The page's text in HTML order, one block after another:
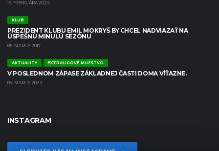
19. FEBRUÁRA 2024
KLUB
PREZIDENT KLUBU EMIL MOKRYŠ BY CHCEL NADVIAZAŤ NA
ÚSPEŠNÚ MINULÚ SEZÓNU
05. MARCA 2017
AKTUALITY EXTRALIGOVÉ MUŽSTVO
V POSLEDNOM ZÁPASE ZÁKLADNEJ ČASTI DOMA VÍŤAZNE.
09. MARCA 2024
INSTAGRAM